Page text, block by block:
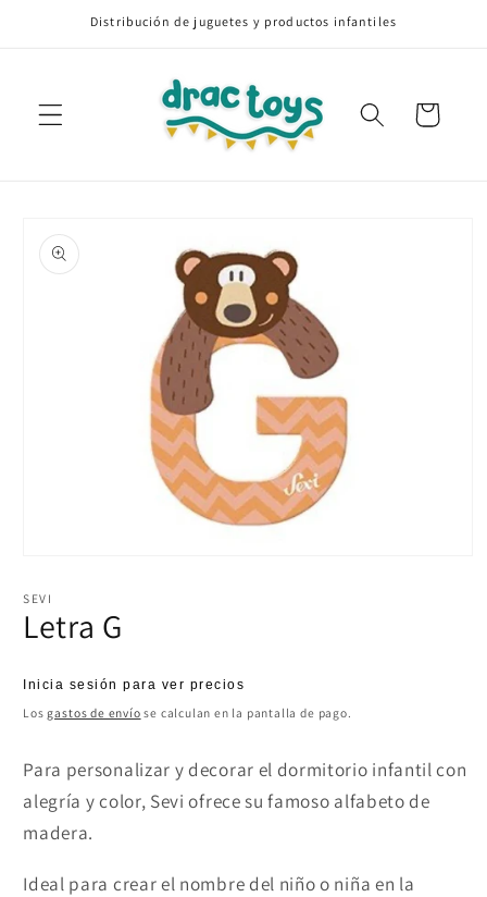
directamenteDistribución de juguetes y productos infantiles
Carrito
a la
información
del producto
multimedia
una
modal
SEVI
Letra G
Precio
habitual
Inicia sesión para ver precios
Losgastos de envío se calculan en la pantalla de pago.
Para personalizar y decorar el dormitorio infantil con
alegría y color, Sevi ofrece su famoso alfabeto de
madera.
Ideal para crear el nombre del niño o niña en la